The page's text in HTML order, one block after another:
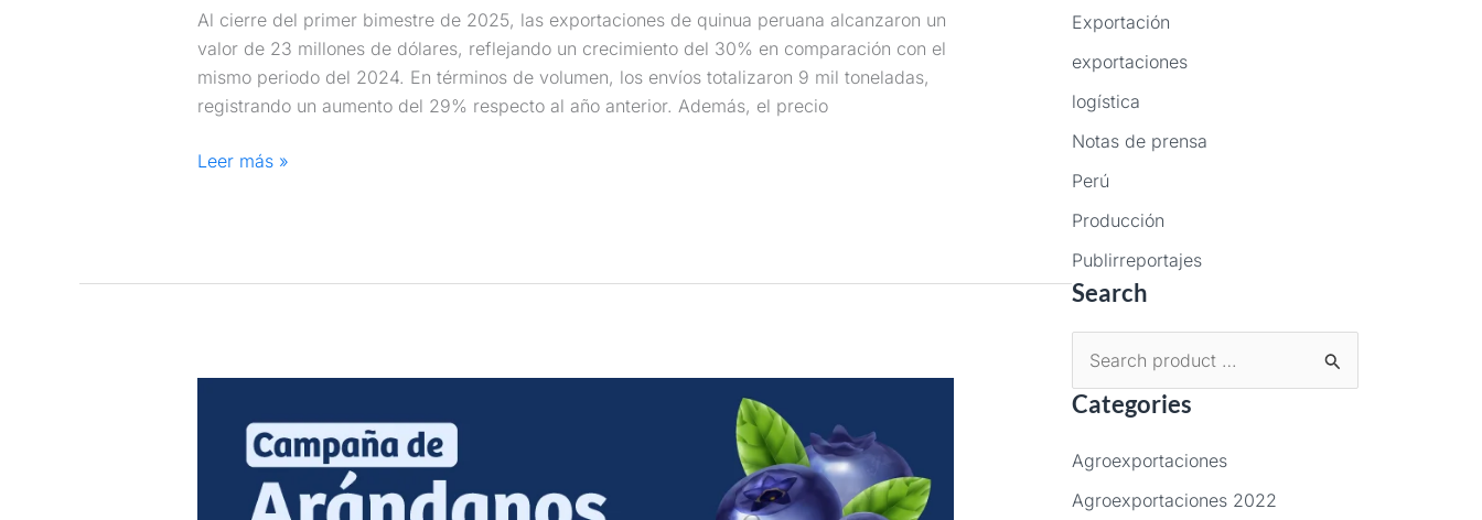
Al cierre del primer bimestre de 2025, las exportaciones de quinua peruana alcanzaron un
valor de 23 millones de dólares, reflejando un crecimiento del 30% en comparación con el
mismo periodo del 2024. En términos de volumen, los envíos totalizaron 9 mil toneladas,
registrando un aumento del 29% respecto al año anterior. Además, el precio
Leer más »
Arándanos
peruanos
2024/25
Exportación
exportaciones
logística
Notas de prensa
Perú
Producción
Publirreportajes
Search
u
c
a
Categories
Agroexportaciones
Agroexportaciones 2022